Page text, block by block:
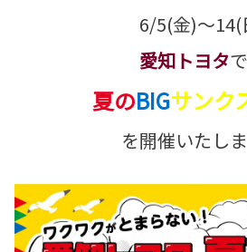
6/5(金)～14(
愛知トヨタ
夏のBIGサンク
を開催いたし